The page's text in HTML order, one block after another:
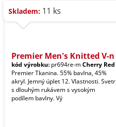
Skladem: 11 ks
Premier Men's Knitted V-n
kód výrobku: pr694re-mCherry Red
Premier Tkanina. 55% bavlna, 45%
akryl. Jemný úplet 12. Vlastnosti. Svetr
s dlouhým rukávem s vysokým
podílem bavlny. Vý